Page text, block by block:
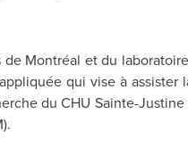
Montréal et du
qui vise à
du CHU Sainte-